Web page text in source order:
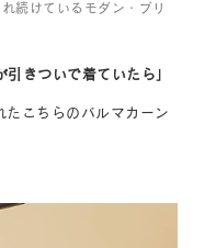
続けているモダン・ブリ
引きついで着ていたら」
たこちらのバルマカーン